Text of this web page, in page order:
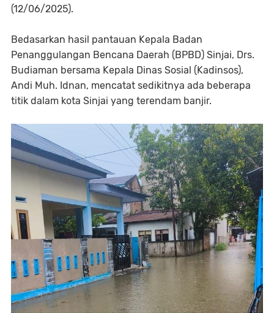
(12/06/2025).
Bedasarkan hasil pantauan Kepala Badan
Penanggulangan Bencana Daerah (BPBD) Sinjai, Drs.
Budiaman bersama Kepala Dinas Sosial (Kadinsos),
Andi Muh. Idnan, mencatat sedikitnya ada beberapa
titik dalam kota Sinjai yang terendam banjir.